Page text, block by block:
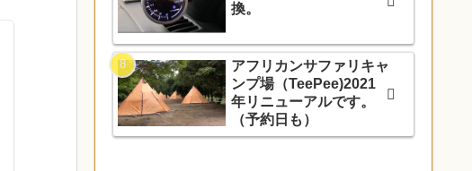
換。
アフリカンサファリキャ
ンプ場（TeePee)2021
年リニューアルです。
（予約日も）